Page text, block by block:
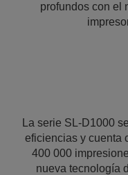
profundos con el
La serie SL-D1000
eficiencias y cuenta
400 000
nueva tecnología